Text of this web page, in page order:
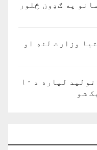
روغتون باندې د ۱۵ کسانو په ګډون څلور
وزارت لنډ او
د ۱۰ زره میګاواټه برېښنا تولید لپاره د ۱۰
شو